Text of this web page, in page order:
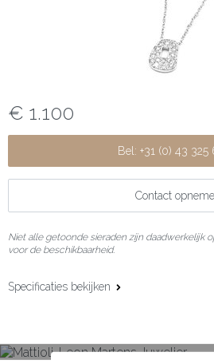
€ 1.100
Bel: +31 (0) 43 325
Contact
Niet alle getoonde sieraden zijn daadwerkelijk
voor de beschikbaarheid.
Specificaties bekijken
Afwerking:
Pavé gezet